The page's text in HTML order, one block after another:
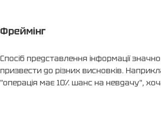
Фреймінг
Спосіб представлення інформації
призвести до різних висновків.
"операція має 10% шанс на невдачу",